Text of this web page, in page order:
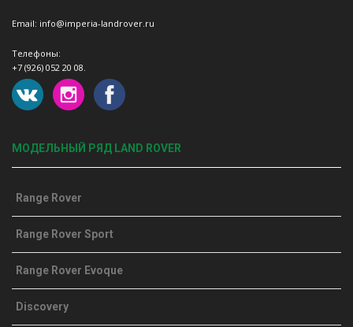
Email: info@imperia-landrover.ru
Телефоны:
+7 (926) 052 20 08.
МОДЕЛЬНЫЙ РЯД LAND ROVER
Range Rover
Range Rover Sport
Range Rover Evoque
Discovery